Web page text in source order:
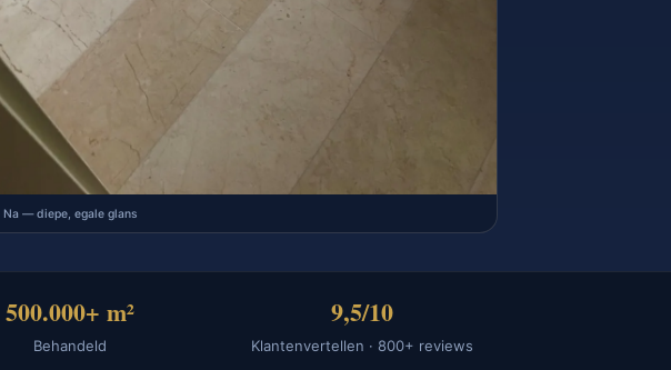
Na — diepe, egale glans
500.000+ m²
Behandeld
9,5/10
Klantenvertellen · 800+ reviews